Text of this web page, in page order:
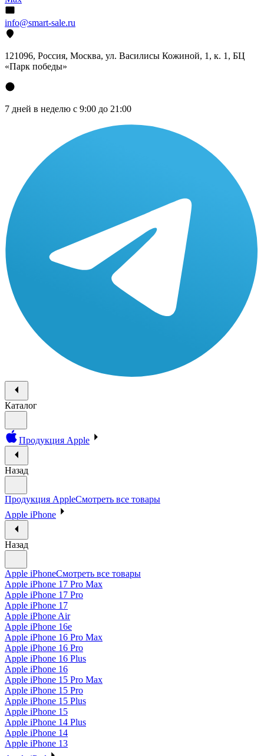
info@smart-sale.ru
121096, Россия, Москва, ул. Василисы Кожиной, 1, к. 1, БЦ
«Парк победы»
7 дней в неделю с 9:00 до 21:00
Каталог
Продукция Apple
Назад
Продукция AppleСмотреть все товары
Apple iPhone
Назад
Apple iPhoneСмотреть все товары
Apple iPhone 17 Pro Max
Apple iPhone 17 Pro
Apple iPhone 17
Apple iPhone Air
Apple iPhone 16e
Apple iPhone 16 Pro Max
Apple iPhone 16 Pro
Apple iPhone 16 Plus
Apple iPhone 16
Apple iPhone 15 Pro Max
Apple iPhone 15 Pro
Apple iPhone 15 Plus
Apple iPhone 15
Apple iPhone 14 Plus
Apple iPhone 14
Apple iPhone 13